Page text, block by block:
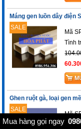
Máng gen luồn dây điện
SALE
Mã
Tình
Ghen ruột gà, loại gen
SALE
Mã
Tình
Mua hàng gọi ngay